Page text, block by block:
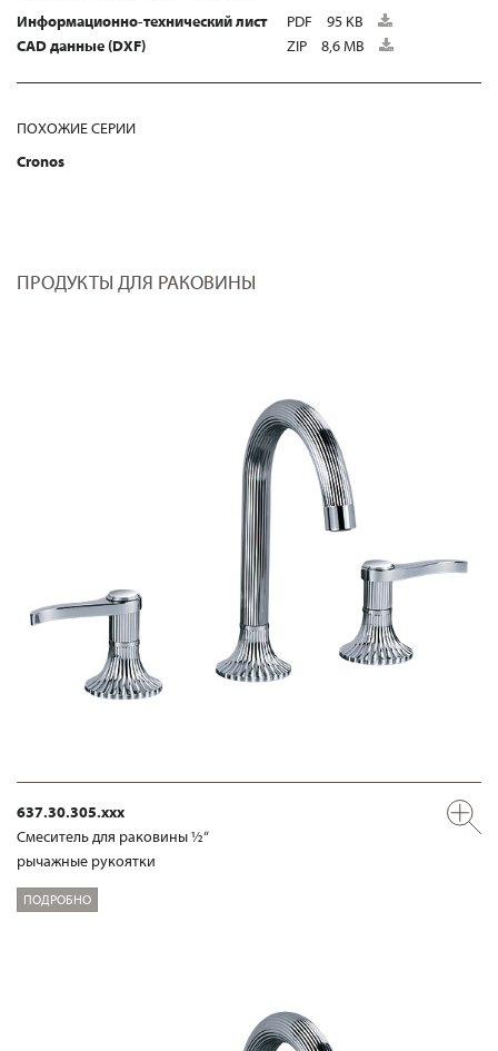
Информационно-технический лист
PDF
95 KB
CAD данные (DXF)
ZIP 8,6 MB
ПОХОЖИЕ СЕРИИ
Cronos
ПРОДУКТЫ ДЛЯ РАКОВИНЫ
637.30.305.xxx
Смеситель для раковины ½“
рычажные рукоятки
ПОДРОБНО